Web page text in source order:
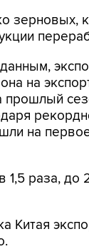
зерновых,
на
прошлый
на
раза, до
Китая